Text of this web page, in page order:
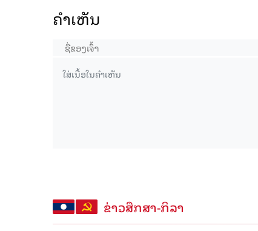
ຄໍາເຫັນ
ຂ່າວສືກສາ-ກິລາ